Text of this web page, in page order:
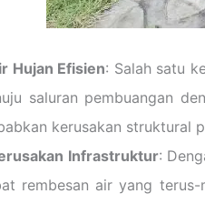
Hujan Efisien: Salah satu
saluran pembuangan
kerusakan struktural
Infrastruktur:
rembesan air yang